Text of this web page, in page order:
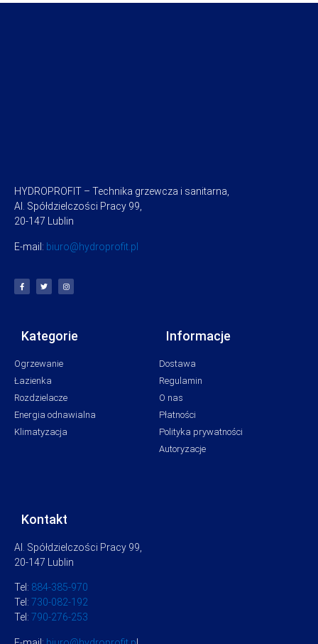
HYDROPROFIT – Technika grzewcza i sanitarna,
Al. Spółdzielczości Pracy 99,
20-147 Lublin
E-mail: biuro@hydroprofit.pl
Kategorie
Ogrzewanie
Łazienka
Rozdzielacze
Energia odnawialna
Klimatyzacja
Informacje
Dostawa
Regulamin
O nas
Płatności
Polityka prywatności
Autoryzacje
Kontakt
Al. Spółdzielczości Pracy 99,
20-147 Lublin
Tel: 884-385-970
Tel: 730-082-192
Tel: 790-276-253